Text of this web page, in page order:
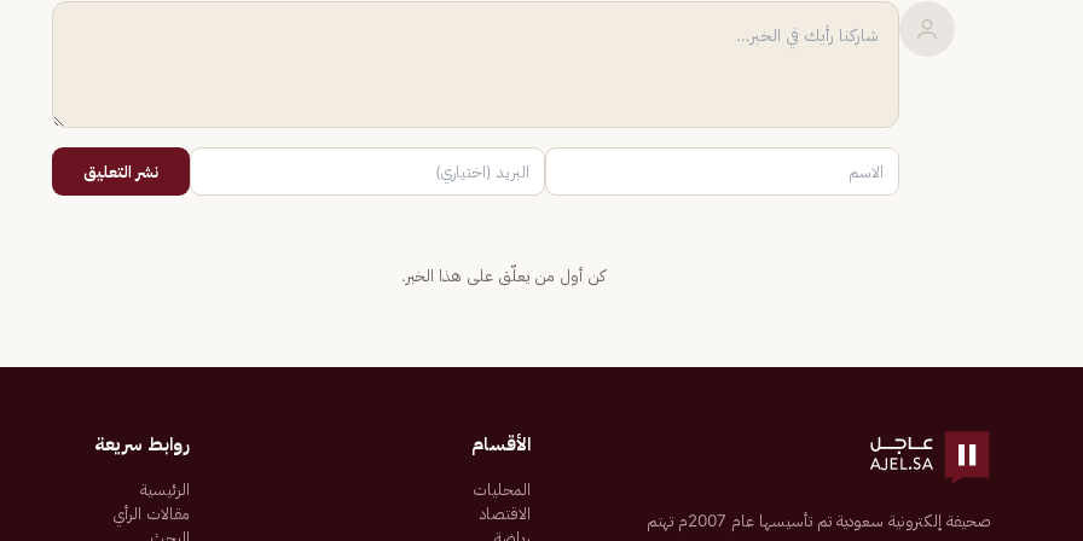
نشر التعليق
كن أول من يعلّق على هذا الخبر.
صحيفة إلكترونية سعودية تم تأسيسها عام 2007م تهتم
الأقسام
المحليات
الاقتصاد
روابط سريعة
الرئيسية
مقالات الرأي